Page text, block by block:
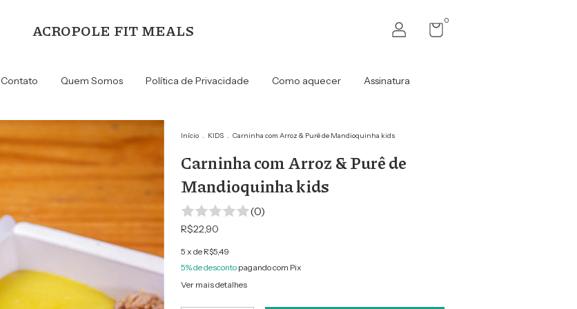
ACROPOLE FIT MEALS
0
Contato Quem Somos Política de Privacidade Como aquecer Assinatura
Início . KIDS . Carninha com Arroz & Purê de Mandioquinha kids
Carninha com Arroz & Purê de
Mandioquinha kids
(0)
R$22,90
5 x de R$5,49
5% de descontopagando com Pix
Ver mais detalhes